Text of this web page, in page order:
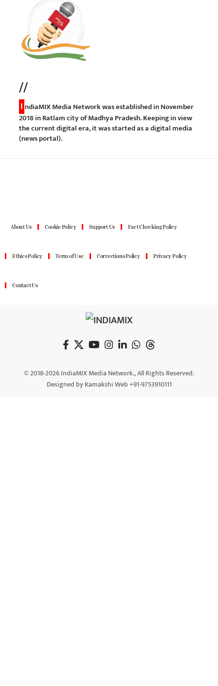
//
I ndiaMIX Media Network was established in November
2018 in Ratlam city of Madhya Pradesh. Keeping in view
the current digital era, it was started as a digital media
(news portal).
About Us Cookie Policy Support Us Fact Checking Policy
Ethics Policy Term of Use Corrections Policy Privacy Policy
Contact Us
© 2018-2026 IndiaMIX Media Network., All Rights Reserved.
Designed by Kamakshi Web +91-9753910111